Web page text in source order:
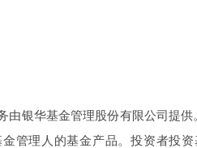
由银华基金管理股份有限公司提
管理人的基金产品。投资者投